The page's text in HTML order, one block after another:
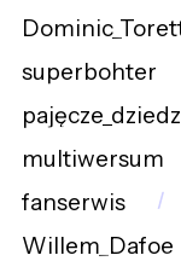
superbohter
multiwersum
fanserwis
Willem_Dafoe